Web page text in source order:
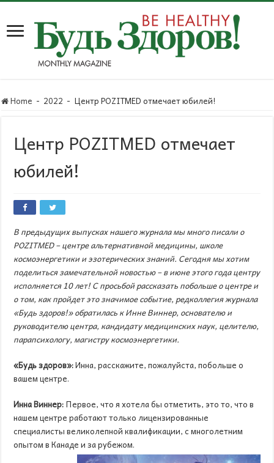
Home - 2022 - Центр POZITMED отмечает юбилей!
Центр POZITMED отмечает
юбилей!
В предыдущих выпусках нашего журнала мы много писали о
POZITMED– центре альтернативной медицины, ​​школе
космоэнергетики и эзотерических знаний. Сегодня мы хотим
поделиться замечательной новостью – в июне этого года центру
исполняется 10 лет! С просьбой рассказать побольше о центре и
о том, как пройдет это значимое событие, редколлегия журнала
«Будь здоров!» обратилась к Инне Виннер, основателю и
руководителю центра, кандидату медицинских наук, целителю,
парапсихологу, магистру космоэнергетики.
«Будь здоров»:Инна, расскажите, пожалуйста, побольше о
вашем центре.
Инна Виннер:Первое, что я хотела бы отметить, это то, что в
нашем центре работают только лицензированные
специалисты великолепной квалификации, с многолетним
опытом в Канаде и за рубежом.